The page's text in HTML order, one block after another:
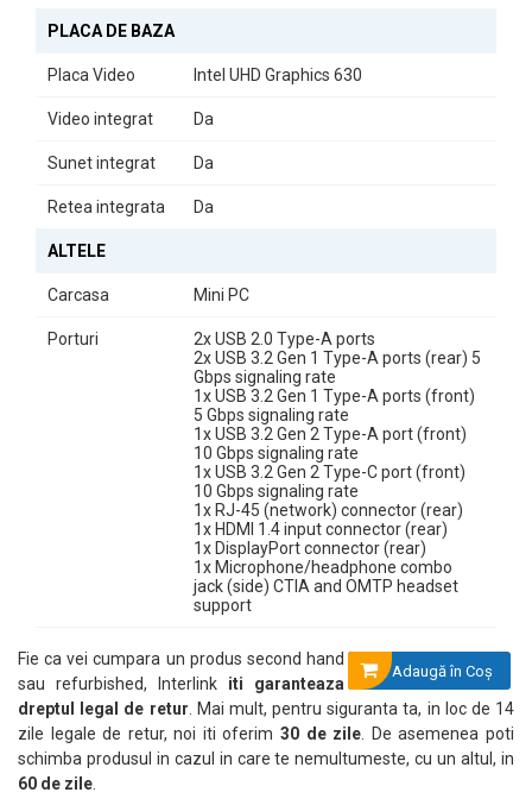
suplimentare.
În concluzie,
Calculatorul Second Hand HP ProDesk 400 G6
performanță și dimensiuni reduse, fără a compromite calitatea.
înaltă tehnologie, care se potrivește perfect nevoilor
PLACA DE BAZA
Placa Video Intel UHD Graphics 630
Video integrat Da
Sunet integrat Da
Retea integrata Da
ALTELE
Carcasa Mini PC
Porturi
2x USB 2.0 Type-A ports
2x USB 3.2 Gen 1 Type-A ports (rear) 5
Gbps signaling rate
1x USB 3.2 Gen 1 Type-A ports (front)
5 Gbps signaling rate
1x USB 3.2 Gen 2 Type-A port (front)
10 Gbps signaling rate
1x USB 3.2 Gen 2 Type-C port (front)
10 Gbps signaling rate
1x RJ-45 (network) connector (rear)
1x HDMI 1.4 input connector (rear)
1x DisplayPort connector (rear)
1x Microphone/headphone combo
jack (side) CTIA and OMTP headset
support
Adaugă în Coş
Fie ca vei cumpara un produs second hand
sau refurbished, Interlink iti garanteaza
dreptul legal de retur . Mai mult, pentru siguranta ta, in loc de 14
zile legale de retur, noi iti oferim30 de zile . De asemenea poti
schimba produsul in cazul in care te nemultumeste, cu un altul, in
60 de zile